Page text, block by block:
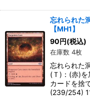
忘れられた
【MH1】
90円(税込)
在庫数 4枚
忘れられた
(Ｔ)：(赤)
カードを捨
(239/254)